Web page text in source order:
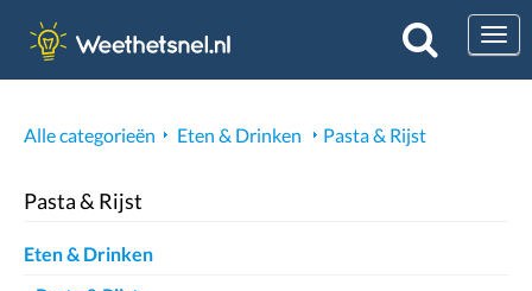
Alle categorieën Eten & Drinken Pasta & Rijst
Pasta & Rijst
Eten & Drinken